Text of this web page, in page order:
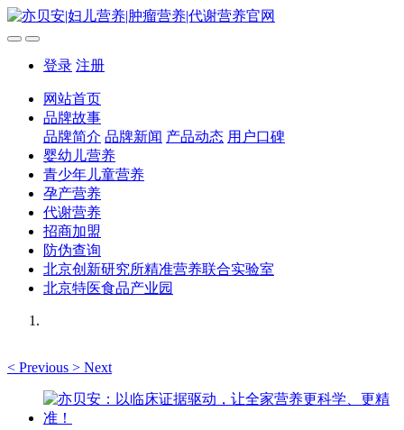
登录 注册
网站首页
品牌故事
品牌简介 品牌新闻 产品动态 用户口碑
婴幼儿营养
青少年儿童营养
孕产营养
代谢营养
招商加盟
防伪查询
北京创新研究所精准营养联合实验室
北京特医食品产业园
< Previous > Next